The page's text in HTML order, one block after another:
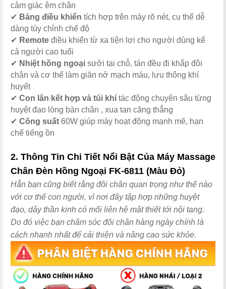
cảm giác êm chân
✔ Bảng điều khiển tích hợp trên máy rõ nét, cụ thể dễ
dàng tùy chỉnh chế độ
✔ Remote điều khiển từ xa tiện lợi cho người dùng kể
cả người cao tuổi
✔ Nhiệt hồng ngoại sưởi tại chỗ, tán đều đi khắp đôi
chân và cơ thể làm giãn nở mạch máu, lưu thông khí
huyết
✔ Con lăn kết hợp và túi khí tác động chuyên sâu từng
huyệt đạo lòng bàn chân , xua tan căng thẳng
✔ Công suất 60W giúp máy hoạt động mạnh mẽ, hạn
chế tiếng ồn
2. Thông Tin Chi Tiết Nổi Bật Của Máy Massage
Chân Đèn Hồng Ngoại FK-6811 (Màu Đỏ)
Hẳn bạn cũng biết rằng đôi chân quan trọng như thế nào
với cơ thể con người, vì nơi đây tập hợp những huyệt
đạo, dây thần kinh có mối liên hệ mật thiết tới nội tạng.
Do đó việc bạn chăm sóc đôi chân hàng ngày chính là
cách nhanh nhất để cải thiện và nâng cao sức khỏe.